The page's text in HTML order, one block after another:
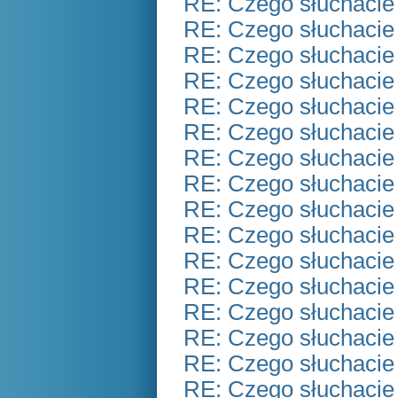
RE: Czego
RE: Czego
RE: Czego
RE: Czego
RE: Czego
RE: Czego
RE: Czego
RE: Czego
RE: Czego
RE: Czego
RE: Czego
RE: Czego
RE: Czego
RE: Czego
RE: Czego